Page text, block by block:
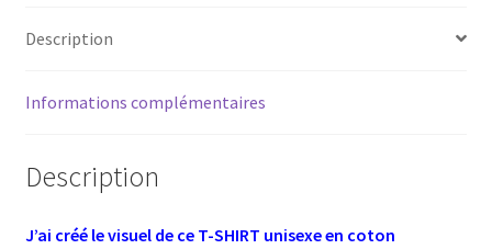
Description
Informations complémentaires
Description
J’ai créé le visuel de ce T-SHIRT unisexe en coton